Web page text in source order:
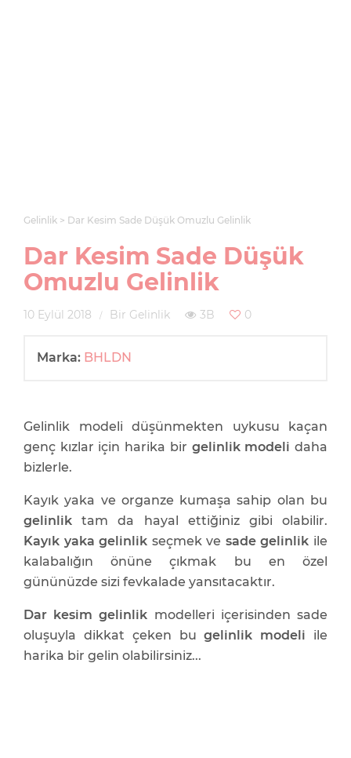
Gelinlik Dar Kesim Sade Düşük Omuzlu Gelinlik
Dar Kesim Sade Düşük
Omuzlu Gelinlik
10 Eylül 2018 Bir Gelinlik 3B 0
Marka: BHLDN
Gelinlik modeli düşünmekten uykusu kaçan
genç kızlar için harika bir gelinlik modeli daha
bizlerle.
Kayık yaka ve organze kumaşa sahip olan bu
gelinlik tam da hayal ettiğiniz gibi olabilir.
Kayık yaka gelinlik seçmek ve sade gelinlik ile
kalabalığın önüne çıkmak bu en özel
gününüzde sizi fevkalade yansıtacaktır.
Dar kesim gelinlik modelleri içerisinden sade
oluşuyla dikkat çeken bugelinlik modeli ile
harika bir gelin olabilirsiniz...